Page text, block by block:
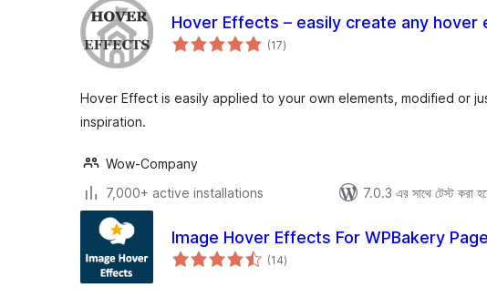
Hover Effects – easily create any hover
(17total
ratings
)
Hover Effect is easily applied to your own elements, modified or
inspiration.
Wow-Company
7,000+ active installations
7.0.3 এর সাথে টেস্ট করা
Image Hover Effects For WPBakery
(14total
ratings
)